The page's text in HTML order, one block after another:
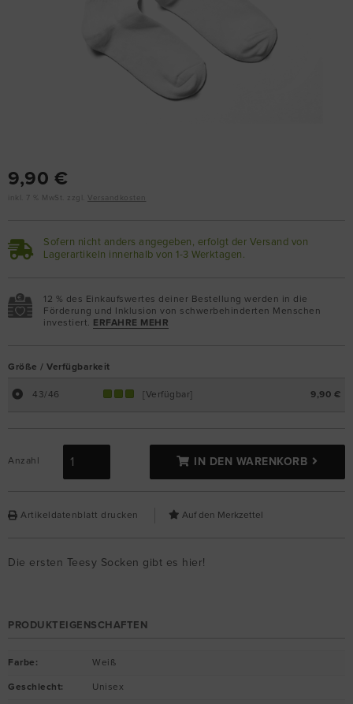
9,90 €
inkl. 7 % MwSt. zzgl. Versandkosten
Sofern nicht anders angegeben, erfolgt der Versand von
Lagerartikeln innerhalb von 1-3 Werktagen.
12 % des Einkaufswertes deiner Bestellung werden in die
Förderung und Inklusion von schwerbehinderten Menschen
investiert. ERFAHRE MEHR
Größe / Verfügbarkeit
43/46 [Verfügbar] 9,90 €
Anzahl IN DEN WARENKORB
Artikeldatenblatt drucken
Die ersten Teesy Socken gibt es hier!
PRODUKTEIGENSCHAFTEN
Farbe : Weiß
Geschlecht: Unisex